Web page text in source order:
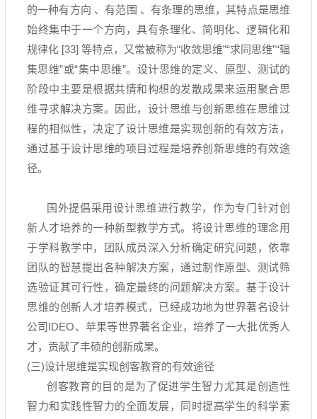
的一种有方向 、有范围 、有条理的思维，其特点是思维
始终集中于一个方向，具有条理化、简明化、逻辑化和
规律化 [33] 等特点，又常被称为“收敛思维”“求同思维”“辐
集思维”或“集中思维”。设计思维的定义、原型、测试的
阶段中主要是根据共情和构想的发散成果来运用聚合思
维寻求解决方案。因此，设计思维与创新思维在思维过
程的相似性，决定了设计思维是实现创新的有效方法，
通过基于设计思维的项目过程是培养创新思维的有效途
径。
国外提倡采用设计思维进行教学，作为专门针对创
新人才培养的一种新型教学方式。将设计思维的理念用
于学科教学中，团队成员深入分析确定研究问题，依靠
团队的智慧提出各种解决方案，通过制作原型、测试筛
选验证其可行性，确定最终的问题解决方案。基于设计
思维的创新人才培养模式，已经成功地为世界著名设计
公司IDEO、苹果等世界著名企业，培养了一大批优秀人
才，贡献了丰硕的创新成果。
(三)设计思维是实现创客教育的有效途径
创客教育的目的是为了促进学生智力尤其是创造性
智力和实践性智力的全面发展，同时提高学生的科学素